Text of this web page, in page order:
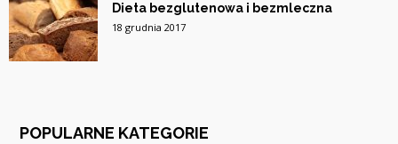
Dieta bezglutenowa i bezmleczna
18 grudnia 2017
POPULARNE KATEGORIE